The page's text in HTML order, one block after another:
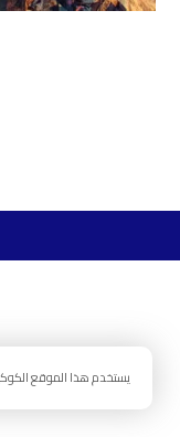
يستخدم هذا الموقع